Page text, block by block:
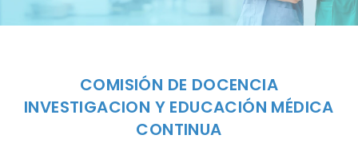
COMISIÓN DE DOCENCIA
INVESTIGACION Y EDUCACIÓN MÉDICA
CONTINUA